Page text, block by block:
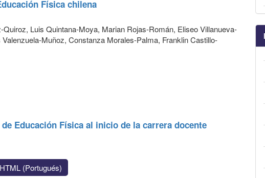
Física chilena
Luis Quintana-Moya, Marian Rojas-Román, Eliseo Villanueva-
Muñoz, Constanza Morales-Palma, Franklin Castillo-
Educación Física al inicio de la carrera docente
HTML (Portugués)